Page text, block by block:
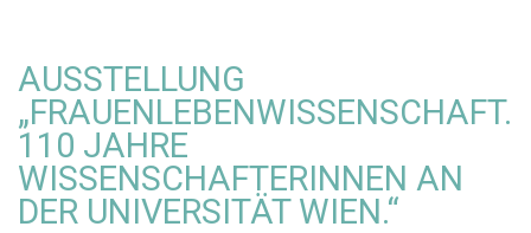
AUSSTELLUNG
„FRAUENLEBENWISSENSCHAFT.
110 JAHRE
WISSENSCHAFTERINNEN AN
DER UNIVERSITÄT WIEN.“